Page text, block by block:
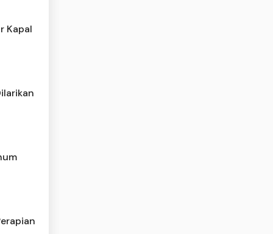
Kapal